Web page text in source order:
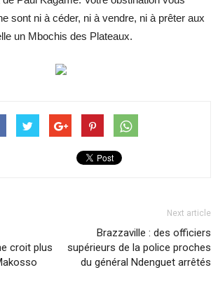
sont ni à céder, ni à vendre, ni à prêter aux
un Mbochis des Plateaux.
croit plus
Next article
Brazzaville : des officiers
supérieurs de la police proches
du général Ndenguet arrêtés